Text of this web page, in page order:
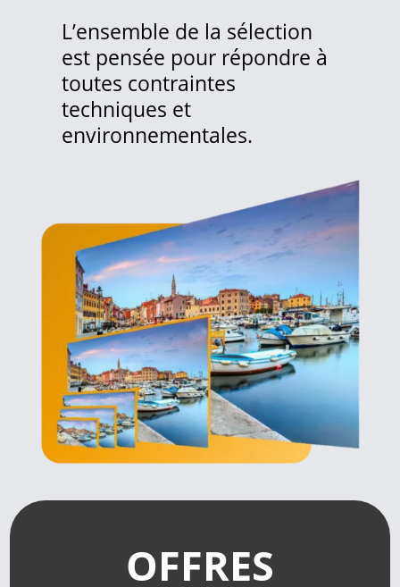
L’ensemble de la sélection
est pensée pour répondre à
toutes contraintes
techniques et
environnementales.
OFFRES